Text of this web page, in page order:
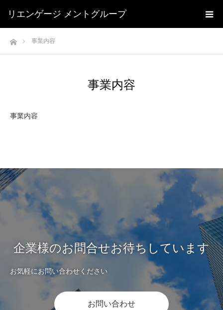
リエンゲージ メントグループ
ホーム事業内容
事業内容
事業内容
企業様のお問合せお待ちしています
お気軽にお問い合わせください
お問い合わせ